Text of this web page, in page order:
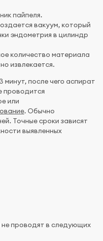
пайпеля.
вакуум, который
эндометрия в цилиндр
количество материала
извлекается.
после чего аспират
проводится
или
. Обычно
Точные сроки зависят
выявленных
проводят в следующих